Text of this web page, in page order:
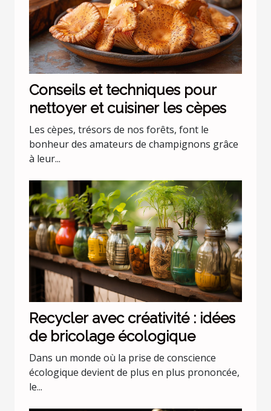
Conseils et techniques pour
nettoyer et cuisiner les cèpes
Les cèpes, trésors de nos forêts, font le
bonheur des amateurs de champignons grâce
à leur...
Recycler avec créativité : idées
de bricolage écologique
Dans un monde où la prise de conscience
écologique devient de plus en plus prononcée,
le...